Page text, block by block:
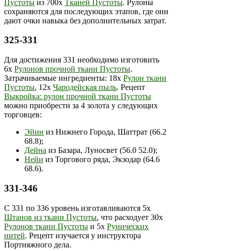
Пустоты из 700х Тканей Пустоты. Рулоны
сохраняются для последующих этапов, где они
дают очки навыка без дополнительных затрат.
325-331
Для достижения 331 необходимо изготовить
6х Рулонов прочной ткани Пустоты.
Затрачиваемые ингредиенты: 18х Рулон ткани
Пустоты, 12х Чародейская пыль. Рецепт
Выкройка: рулон прочной ткани Пустоты
можно приобрести за 4 золота у следующих
торговцев:
Эйин из Нижнего Города, Шаттрат (66.2
68.8);
Дейна из Базара, Луносвет (56.0 52.0);
Нейи из Торгового ряда, Экзодар (64.6
68.6).
331-346
С 331 по 336 уровень изготавливаются 5х
Штанов из ткани Пустоты, что расходует 30х
Рулонов ткани Пустоты и 5х Рунических
нитей. Рецепт изучается у инструктора
Портняжного дела.